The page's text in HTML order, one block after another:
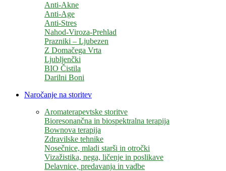
Anti-Akne
Anti-Age
Anti-Stres
Nahod-Viroza-Prehlad
Prazniki – Ljubezen
Z Domačega Vrta
Ljubljenčki
BIO Čistila
Darilni Boni
Naročanje na storitev
Aromaterapevtske storitve
Bioresonančna in biospektralna terapija
Bownova terapija
Zdravilske tehnike
Nosečnice, mladi starši in otročki
Vizažistika, nega, ličenje in poslikave
Delavnice, predavanja in vadbe